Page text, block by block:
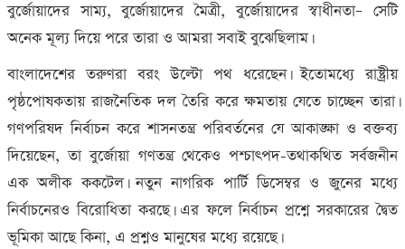
বুর্জোয়াদের সাম্য, বুর্জোয়াদের মৈত্রী, বুর্জোয়াদের স্বাধীনতা– সেটি
অনেক মূল্য দিয়ে পরে তারা ও আমরা সবাই বুঝেছিলাম।
বাংলাদেশের তরুণরা বরং উল্টো পথ ধরেছেন। ইতোমধ্যে রাষ্ট্রীয়
পৃষ্ঠপোষকতায় রাজনৈতিক দল তৈরি করে ক্ষমতায় যেতে চাচ্ছেন তারা।
গণপরিষদ নির্বাচন করে শাসনতন্ত্র পরিবর্তনের যে আকাঙ্ক্ষা ও বক্তব্য
দিয়েছেন, তা বুর্জোয়া গণতন্ত্র থেকেও পশ্চাৎপদ-তথাকথিত সর্বজনীন
এক অলীক ককটেল। নতুন নাগরিক পার্টি ডিসেম্বর ও জুনের মধ্যে
নির্বাচনেরও বিরোধিতা করছে। এর ফলে নির্বাচন প্রশ্নে সরকারের দ্বৈত
ভূমিকা আছে কিনা, এ প্রশ্নও মানুষের মধ্যে রয়েছে।